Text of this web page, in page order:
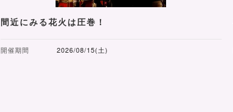
間近にみる花火は圧巻！
開催期間 2026/08/15(土)